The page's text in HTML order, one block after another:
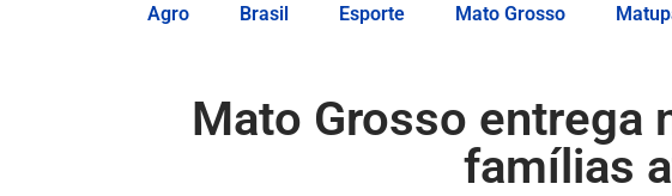
Agro Brasil Esporte Mato Grosso
Mato Grosso entrega
famílias